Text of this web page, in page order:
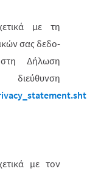
με τη
σας δεδο­
Δήλωση
statement.
με τον